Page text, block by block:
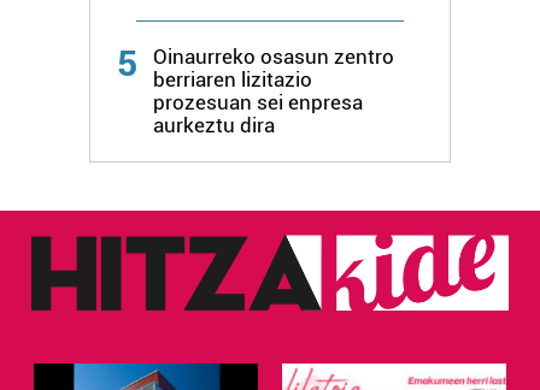
5
Oinaurreko osasun zentro
berriaren lizitazio
prozesuan sei enpresa
aurkeztu dira